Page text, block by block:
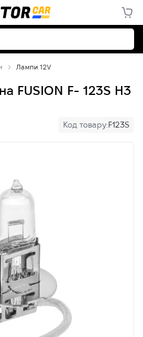
Лампи 12V
FUSION F- 123S H3
Код товару:F123S